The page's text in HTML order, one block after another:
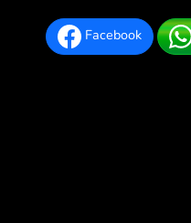
Facebook